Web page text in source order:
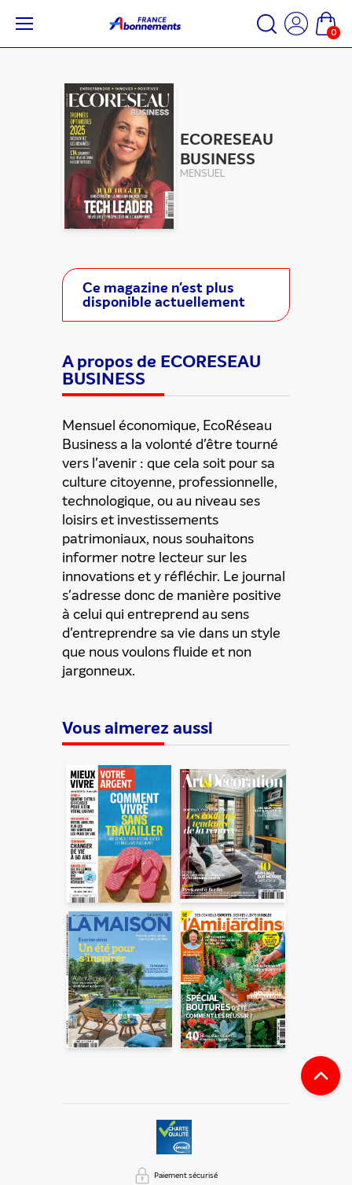
0
ECORESEAU
BUSINESS
MENSUEL
Ce magazine n'est plus
disponible actuellement
A propos de ECORESEAU
BUSINESS
Mensuel économique, EcoRéseau
Business a la volonté d'être tourné
vers l'avenir : que cela soit pour sa
culture citoyenne, professionnelle,
technologique, ou au niveau ses
loisirs et investissements
patrimoniaux, nous souhaitons
informer notre lecteur sur les
innovations et y réfléchir. Le journal
s'adresse donc de manière positive
à celui qui entreprend au sens
d'entreprendre sa vie dans un style
que nous voulons fluide et non
jargonneux.
Vous aimerez aussi
Paiement sécurisé